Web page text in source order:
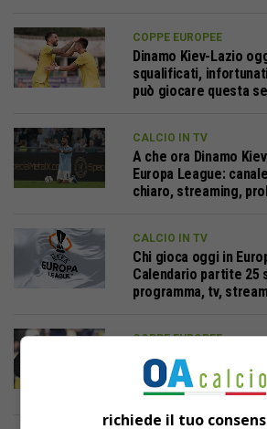
COPPE EUROPEE
Dinamo Kiev-Lazio
squalificati,
può giocare questa
CALCIO IN TV
A che ora Dinamo
Europa League:
chiaro, streaming,
CALCIO IN TV
Chi gioca oggi in
Calendario partite 25
programma, tv,
COPPE EUROPEE
Le ambizioni delle
Europa League: fin
spingersi Roma e
richiede il tuo